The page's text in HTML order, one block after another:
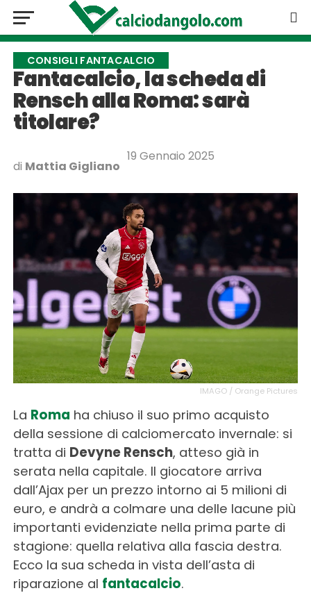
CONSIGLI FANTACALCIO
Fantacalcio, la scheda di
Rensch alla Roma: sarà
titolare?
di Mattia Gigliano
19 Gennaio 2025
IMAGO / Orange Pictures
La Roma ha chiuso il suo primo acquisto
della sessione di calciomercato invernale: si
tratta di Devyne Rensch, atteso già in
serata nella capitale. Il giocatore arriva
dall’Ajax per un prezzo intorno ai 5 milioni di
euro, e andrà a colmare una delle lacune più
importanti evidenziate nella prima parte di
stagione: quella relativa alla fascia destra.
Ecco la sua scheda in vista dell’asta di
riparazione al fantacalcio.